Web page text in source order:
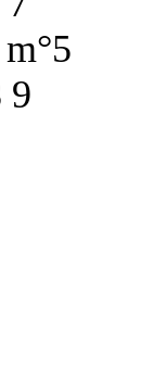
m°5
9